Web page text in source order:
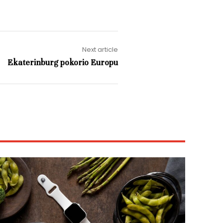
Next article
Ekaterinburg pokorio Europu